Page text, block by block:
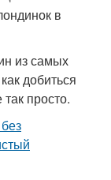
в
из самых
добиться
просто.